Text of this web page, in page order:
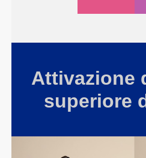
Attivazione
superiore